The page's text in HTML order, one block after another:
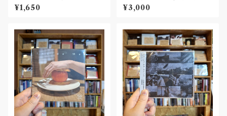
か健やかに！(CD)〝静岡県三島
市〟
¥1,650
典 : 缶バッヂ
¥3,000